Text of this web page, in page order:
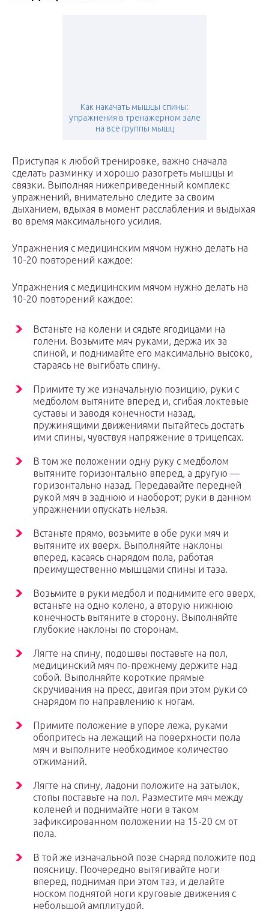
Как накачать мышцы спины:
упражнения в тренажерном зале
на все группы мышц
Приступая к любой тренировке, важно сначала
сделать разминку и хорошо разогреть мышцы и
связки. Выполняя нижеприведенный комплекс
упражнений, внимательно следите за своим
дыханием, вдыхая в момент расслабления и выдыхая
во время максимального усилия.
Упражнения с медицинским мячом нужно делать на
10-20 повторений каждое:
Упражнения с медицинским мячом нужно делать на
10-20 повторений каждое:
Встаньте на колени и сядьте ягодицами на
голени. Возьмите мяч руками, держа их за
спиной, и поднимайте его максимально высоко,
стараясь не выгибать спину.
Примите ту же изначальную позицию, руки с
медболом вытяните вперед и, сгибая локтевые
суставы и заводя конечности назад,
пружинящими движениями пытайтесь достать
ими спины, чувствуя напряжение в трицепсах.
В том же положении одну руку с медболом
вытяните горизонтально вперед, а другую —
горизонтально назад. Передавайте передней
рукой мяч в заднюю и наоборот; руки в данном
упражнении опускать нельзя.
Встаньте прямо, возьмите в обе руки мяч и
вытяните их вверх. Выполняйте наклоны
вперед, касаясь снарядом пола, работая
преимущественно мышцами спины и таза.
Возьмите в руки медбол и поднимите его вверх,
встаньте на одно колено, а вторую нижнюю
конечность вытяните в сторону. Выполняйте
глубокие наклоны по сторонам.
Лягте на спину, подошвы поставьте на пол,
медицинский мяч по-прежнему держите над
собой. Выполняйте короткие прямые
скручивания на пресс, двигая при этом руки со
снарядом по направлению к ногам.
Примите положение в упоре лежа, руками
обопритесь на лежащий на поверхности пола
мяч и выполните необходимое количество
отжиманий.
Лягте на спину, ладони положите на затылок,
стопы поставьте на пол. Разместите мяч между
коленей и поднимайте ноги в таком
зафиксированном положении на 15-20 см от
пола.
В той же изначальной позе снаряд положите под
поясницу. Поочередно вытягивайте ноги
вперед, поднимая при этом таз, и делайте
носком поднятой ноги круговые движения с
небольшой амплитудой.